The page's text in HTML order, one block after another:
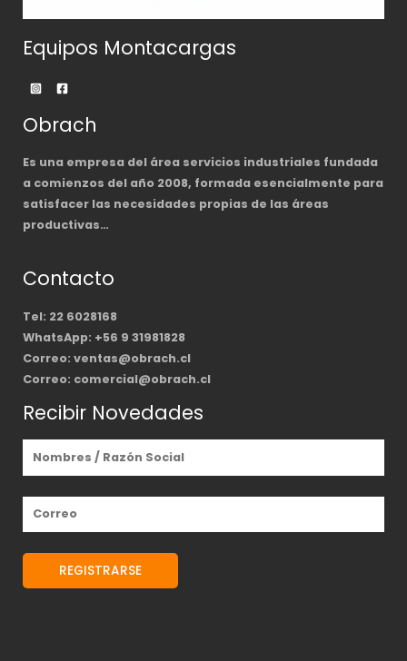
Equipos Montacargas
Obrach
Es una empresa del área servicios industriales fundada
a comienzos del año 2008, formada esencialmente para
satisfacer las necesidades propias de las áreas
productivas…
Contacto
Tel: 22 6028168
WhatsApp: +56 9 31981828
Correo: ventas@obrach.cl
Correo: comercial@obrach.cl
Recibir Novedades